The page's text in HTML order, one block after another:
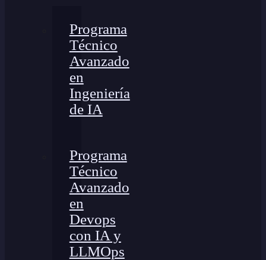
Programa
Técnico
Avanzado
en
Ingeniería
de IA
Programa
Técnico
Avanzado
en
Devops
con IA y
LLMOps